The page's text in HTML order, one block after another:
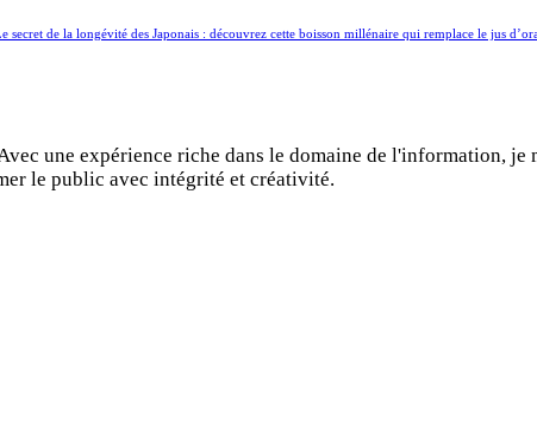
une expérience riche dans le domaine de l'information, je
le public avec intégrité et créativité.